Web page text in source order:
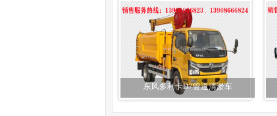
东风多利卡D7管道清淤车